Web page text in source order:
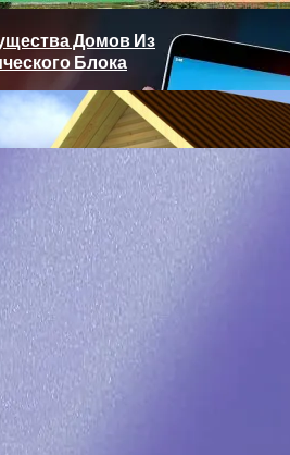
Прекратила Поддержку
Surface Duo
Домов Из
Блока